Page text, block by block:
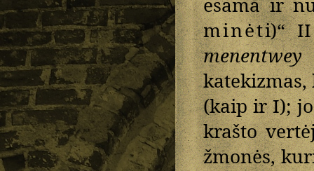
minėti)“ II
menentwey
(kaip ir I);
krašto
žmonės,